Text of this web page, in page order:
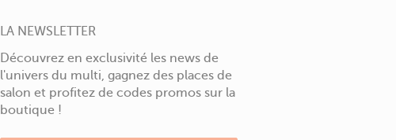
LA NEWSLETTER
Découvrez en exclusivité les news de
l'univers du multi, gagnez des places de
salon et profitez de codes promos sur la
boutique !